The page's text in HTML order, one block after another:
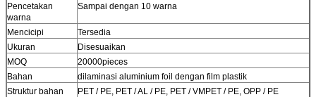
Pencetakan
warna
Sampai dengan 10 warna
Mencicipi
Tersedia
Ukuran
Disesuaikan
MOQ
20000pieces
Bahan
dilaminasi aluminium foil dengan film plastik
Struktur bahan
PET / PE, PET / AL / PE, PET / VMPET / PE, OPP / PE